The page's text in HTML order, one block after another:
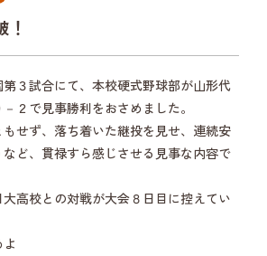
３試合にて、本校硬式野球部が山形代
２で見事勝利をおさめました。
せず、落ち着いた継投を見せ、連続安
ど、貫禄すら感じさせる見事な内容で
高校との対戦が大会８日目に控えてい